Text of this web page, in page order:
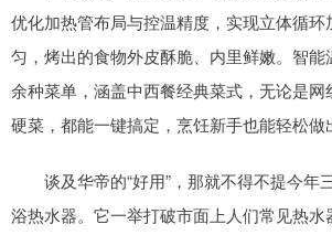
优化加热管布局与控温精度，实现立体循环
匀，烤出的食物外皮酥脆、内里鲜嫩。智
余种菜单，涵盖中西餐经典菜式，无论是网
硬菜，都能一键搞定，烹饪新手也能轻松做
谈及华帝的“好用”，那就不得不提今年
浴热水器。它一举打破市面上人们常见热水